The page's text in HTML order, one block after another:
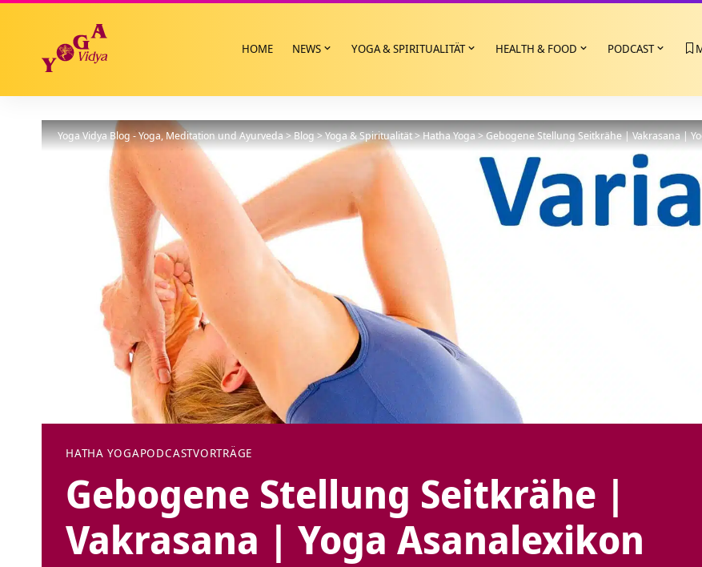
HOME NEWS YOGA & SPIRITUALITÄT HEALTH & FOOD PODCAST
Yoga Vidya Blog - Yoga, Meditation und Ayurveda>Blog>Yoga & Spiritualität>Hatha Yoga>Gebogene Stellung Seitkrähe | Vakrasana |
HATHA YOGAPODCASTVORTRÄGE
Gebogene Stellung Seitkrähe |
Vakrasana | Yoga Asanalexikon